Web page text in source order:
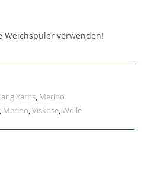
Weichspüler verwenden!
Yarns Merino
Merino ,Viskose ,Wolle